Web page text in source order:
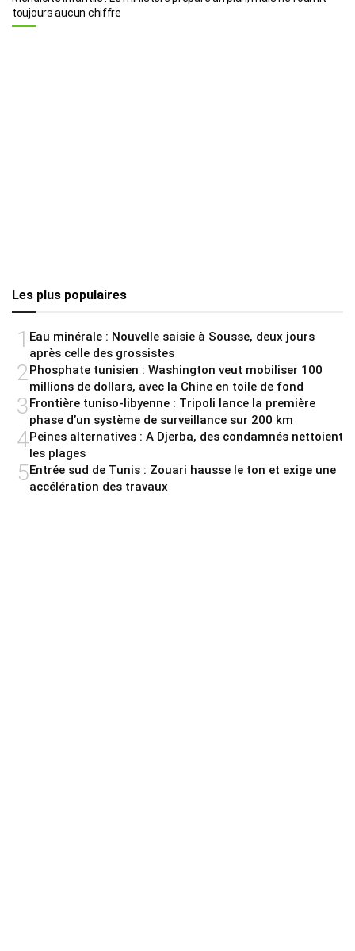
toujours aucun chiffre
Les plus populaires
1 Eau minérale : Nouvelle saisie à Sousse, deux jours
après celle des grossistes
2Phosphate tunisien : Washington veut mobiliser 100
millions de dollars, avec la Chine en toile de fond
3Frontière tuniso-libyenne : Tripoli lance la première
phase d’un système de surveillance sur 200 km
4Peines alternatives : A Djerba, des condamnés nettoient
les plages
5Entrée sud de Tunis : Zouari hausse le ton et exige une
accélération des travaux